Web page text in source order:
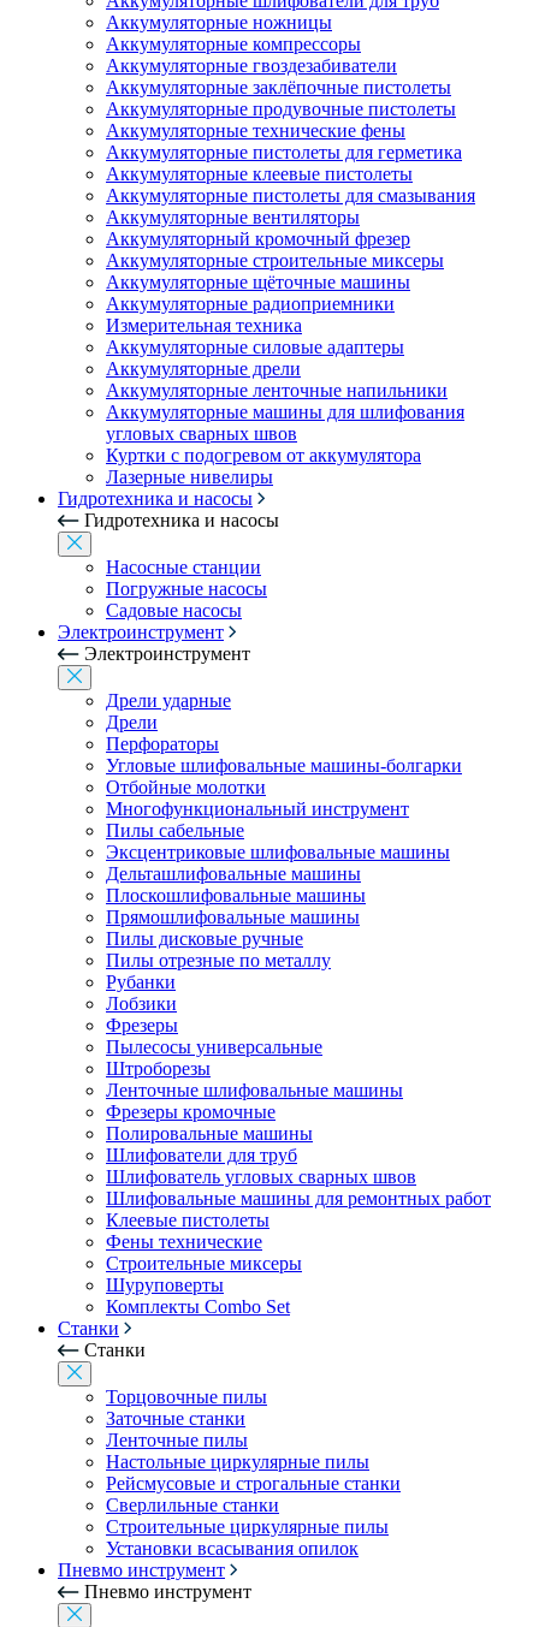
Аккумуляторные ножницы
Аккумуляторные компрессоры
Аккумуляторные гвоздезабиватели
Аккумуляторные заклёпочные пистолеты
Аккумуляторные продувочные пистолеты
Аккумуляторные технические фены
Аккумуляторные пистолеты для герметика
Аккумуляторные клеевые пистолеты
Аккумуляторные пистолеты для смазывания
Аккумуляторные вентиляторы
Аккумуляторный кромочный фрезер
Аккумуляторные строительные миксеры
Аккумуляторные щёточные машины
Аккумуляторные радиоприемники
Измерительная техника
Аккумуляторные силовые адаптеры
Аккумуляторные дрели
Аккумуляторные ленточные напильники
Аккумуляторные машины для шлифования
угловых сварных швов
Куртки с подогревом от аккумулятора
Лазерные нивелиры
Гидротехника и насосы
Гидротехника и насосы
Насосные станции
Погружные насосы
Садовые насосы
Электроинструмент
Электроинструмент
Дрели ударные
Дрели
Перфораторы
Угловые шлифовальные машины-болгарки
Отбойные молотки
Многофункциональный инструмент
Пилы сабельные
Эксцентриковые шлифовальные машины
Дельташлифовальные машины
Плоскошлифовальные машины
Прямошлифовальные машины
Пилы дисковые ручные
Пилы отрезные по металлу
Рубанки
Лобзики
Фрезеры
Пылесосы универсальные
Штроборезы
Ленточные шлифовальные машины
Фрезеры кромочные
Полировальные машины
Шлифователи для труб
Шлифователь угловых сварных швов
Шлифовальные машины для ремонтных работ
Клеевые пистолеты
Фены технические
Строительные миксеры
Шуруповерты
Комплекты Combo Set
Станки
Станки
Торцовочные пилы
Заточные станки
Ленточные пилы
Настольные циркулярные пилы
Рейсмусовые и строгальные станки
Сверлильные станки
Строительные циркулярные пилы
Установки всасывания опилок
Пневмо инструмент
Пневмо инструмент